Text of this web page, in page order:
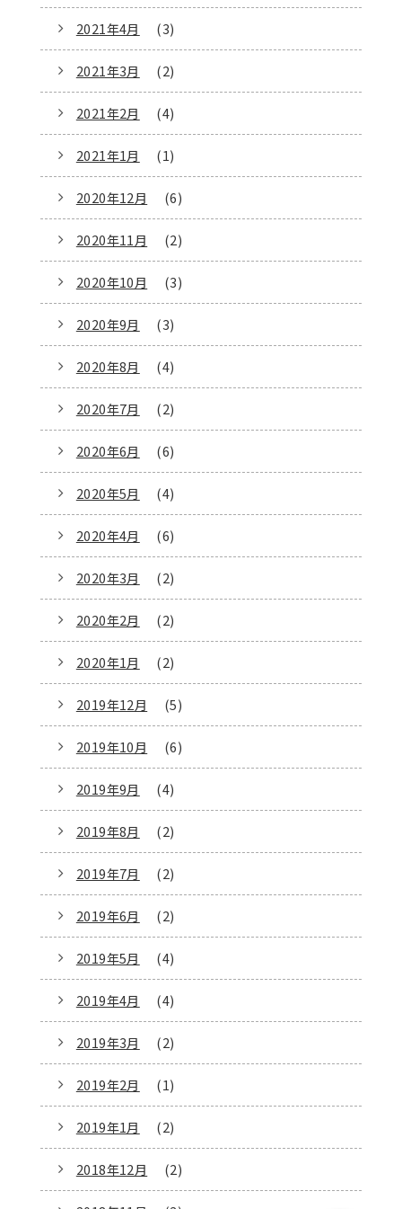
2021年4月 (3)
2021年3月 (2)
2021年2月 (4)
2021年1月 (1)
2020年12月 (6)
2020年11月 (2)
2020年10月 (3)
2020年9月 (3)
2020年8月 (4)
2020年7月 (2)
2020年6月 (6)
2020年5月 (4)
2020年4月 (6)
2020年3月 (2)
2020年2月 (2)
2020年1月 (2)
2019年12月 (5)
2019年10月 (6)
2019年9月 (4)
2019年8月 (2)
2019年7月 (2)
2019年6月 (2)
2019年5月 (4)
2019年4月 (4)
2019年3月 (2)
2019年2月 (1)
2019年1月 (2)
2018年12月 (2)